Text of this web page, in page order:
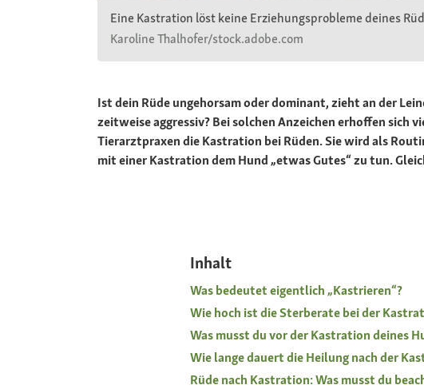
Eine Kastration löst keine Erziehungsprobleme deines
Karoline Thalhofer/stock.adobe.com
Ist dein Rüde ungehorsam oder dominant, zieht an der
zeitweise aggressiv? Bei solchen Anzeichen erhoffen
Tierarztpraxen die Kastration bei Rüden. Sie wird als
mit einer Kastration dem Hund „etwas Gutes“ zu tun.
Inhalt
Was bedeutet eigentlich „Kastrieren“?
Wie hoch ist die Sterberate bei der
Was musst du vor der Kastration deines
Wie lange dauert die Heilung nach der
Rüde nach Kastration: Was musst du